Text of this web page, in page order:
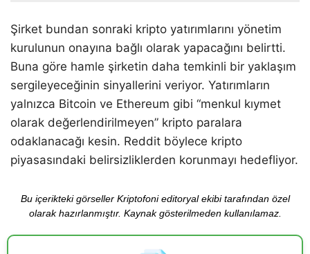
Şirket bundan sonraki kripto yatırımlarını yönetim
kurulunun onayına bağlı olarak yapacağını belirtti.
Buna göre hamle şirketin daha temkinli bir yaklaşım
sergileyeceğinin sinyallerini veriyor. Yatırımların
yalnızca Bitcoin ve Ethereum gibi “menkul kıymet
olarak değerlendirilmeyen” kripto paralara
odaklanacağı kesin. Reddit böylece kripto
piyasasındaki belirsizliklerden korunmayı hedefliyor.
Bu içerikteki görseller Kriptofoni editoryal ekibi tarafından özel
olarak hazırlanmıştır. Kaynak gösterilmeden kullanılamaz.